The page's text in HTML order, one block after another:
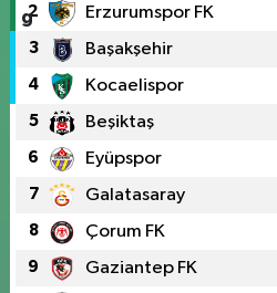
2 Erzurumspor FK
3 Başakşehir
4 Kocaelispor
5 Beşiktaş
6 Eyüpspor
7 Galatasaray
8 Çorum FK
9 Gaziantep FK